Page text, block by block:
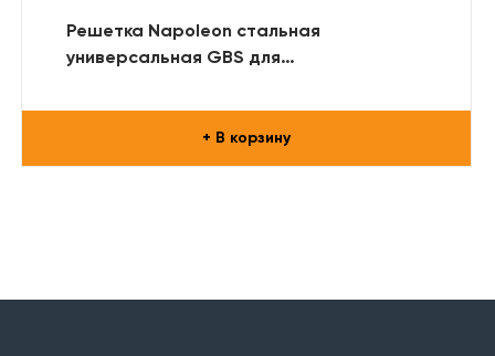
Решетка Napoleon стальная
универсальная GBS для
+ В корзину